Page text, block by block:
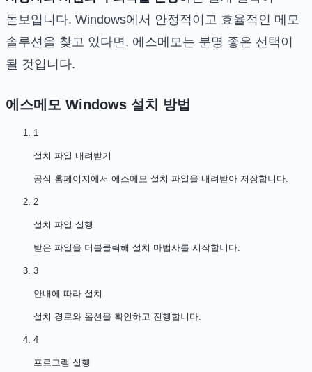
돋보입니다. Windows에서 안정적이고 효율적인 메모
솔루션을 찾고 있다면, 에스메모는 분명 좋은 선택이
될 것입니다.
에스메모 Windows 설치 방법
1
설치 파일 내려받기
공식 홈페이지에서 에스메모 설치 파일을 내려받아 저장합니다.
2
설치 파일 실행
받은 파일을 더블클릭해 설치 마법사를 시작합니다.
3
안내에 따라 설치
설치 경로와 옵션을 확인하고 진행합니다.
4
프로그램 실행